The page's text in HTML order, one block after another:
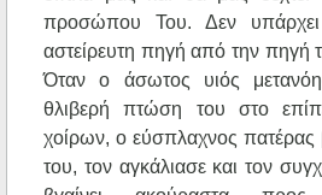
προσώπου Του. Δεν υπάρχει
αστείρευτη πηγή από την πηγή
Όταν ο άσωτος υιός
θλιβερή πτώση του στο
χοίρων, ο εύσπλαχνος πατέρας
του, τον αγκάλιασε και τον